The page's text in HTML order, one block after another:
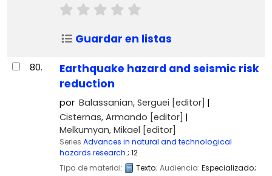
Guardar en listas
80.
Earthquake hazard and seismic risk
reduction
por Balassanian, Serguei [editor]
Cisternas, Armando [editor]
Melkumyan, Mikael [editor]
Series Advances in natural and technological
hazards research ; 12
Tipo de material:
Texto; Audiencia: Especializado;